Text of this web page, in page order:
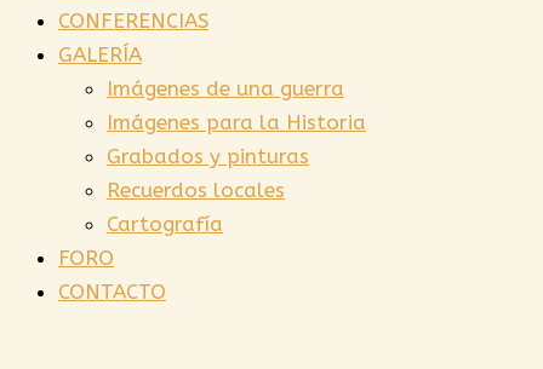
CONFERENCIAS
GALERÍA
Imágenes de una guerra
Imágenes para la Historia
Grabados y pinturas
Recuerdos locales
Cartografía
FORO
CONTACTO